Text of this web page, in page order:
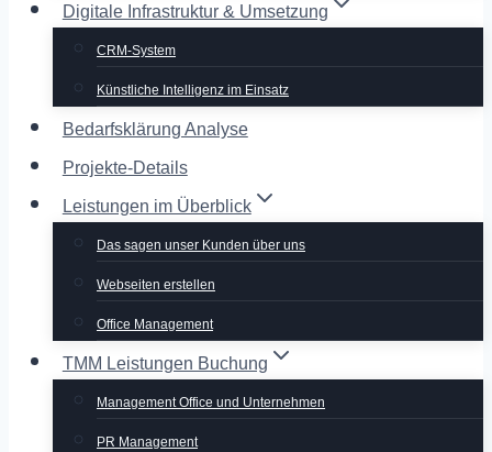
Digitale Infrastruktur & Umsetzung
CRM-System
Künstliche Intelligenz im Einsatz
Bedarfsklärung Analyse
Projekte-Details
Leistungen im Überblick
Das sagen unser Kunden über uns
Webseiten erstellen
Office Management
TMM Leistungen Buchung
Management Office und Unternehmen
PR Management